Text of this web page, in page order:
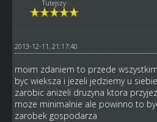
Tutejszy
2013-12-11, 21:17:40
moim zdaniem to przede
byc wieksza i jezeli jedziemy u
zarobic anizeli druzyna ktora
moze minimalnie ale powinno to
zarobek gospodarza